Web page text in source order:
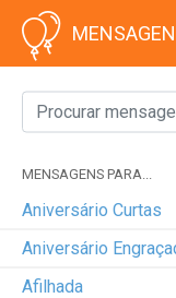
MENSAGENS PARA...
Aniversário Curtas
Aniversário
Afilhada